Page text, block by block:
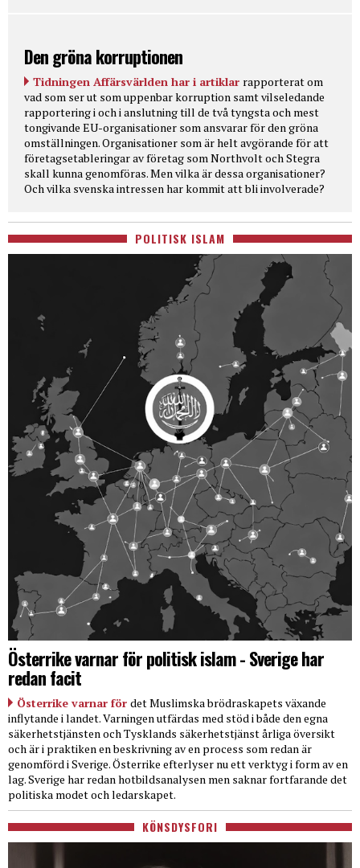
Den gröna korruptionen
Tidningen Affärsvärlden har i artiklar rapporterat om
vad som ser ut som uppenbar korruption samt vilseledande
rapportering i och i anslutning till de två tyngsta och mest
tongivande EU-organisationer som ansvarar för den gröna
omställningen. Organisationer som är helt avgörande för att
företagsetableringar av företag som Northvolt och Stegra
skall kunna genomföras. Men vilka är dessa organisationer?
Och vilka svenska intressen har kommit att bli involverade?
POLITISK ISLAM
Österrike varnar för politisk islam - Sverige har
redan facit
Österrike varnar för det Muslimska brödraskapets växande
inflytande i landet. Varningen utfärdas med stöd i både den egna
säkerhetstjänsten och Tysklands säkerhetstjänst årliga översikt
och är i praktiken en beskrivning av en process som redan är
genomförd i Sverige. Österrike efterlyser nu ett verktyg i form av en
lag. Sverige har redan hotbildsanalysen men saknar fortfarande det
politiska modet och ledarskapet.
KÖNSDYSFORI